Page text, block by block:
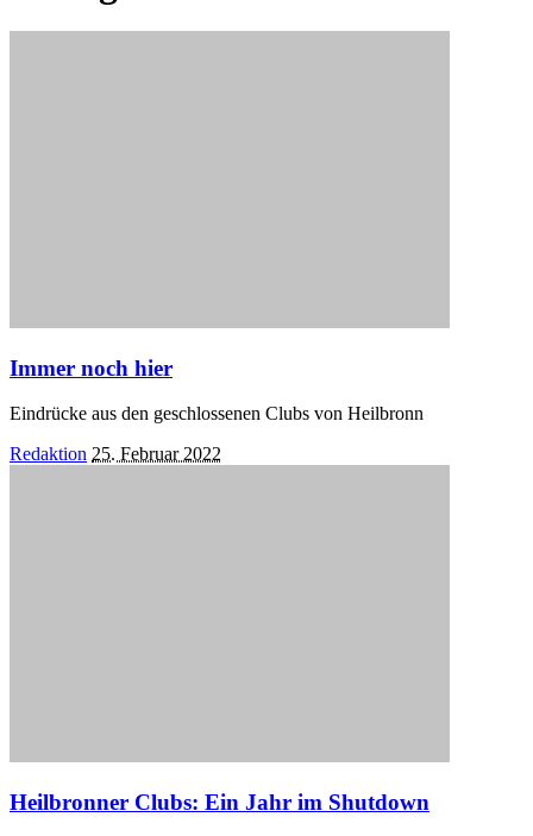
Immer noch hier
Eindrücke aus den geschlossenen Clubs von Heilbronn
Posted
Redaktion 25. Februar 2022
Heilbronner Clubs: Ein Jahr im Shutdown